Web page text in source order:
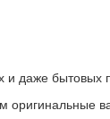
и даже бытовых
оригинальные